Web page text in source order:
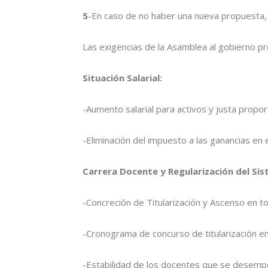
5-En caso de no haber una nueva
Las exigencias de la Asamblea al gobierno
Situación Salarial:
-Aumento salarial para activos y justa
-Eliminación del impuesto a las ganancias en
Carrera Docente y Regularización del
-Concreción de Titularización y Ascenso en
-Cronograma de concurso de titularización
-Estabilidad de los docentes que se